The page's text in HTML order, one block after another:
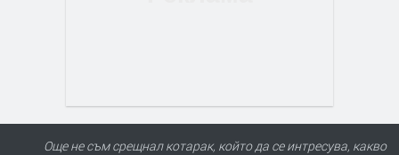
Още не съм срещнал котарак, който да се интресува, какво